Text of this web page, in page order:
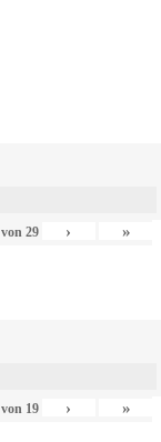
von 29 › »
von 19 › »